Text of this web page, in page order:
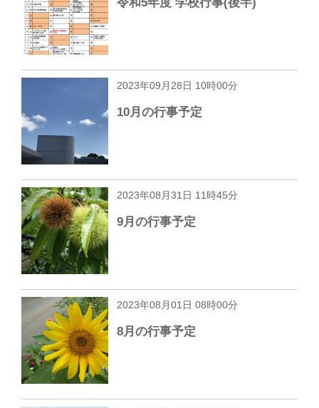
令和5年度 学校行事(後半)
2023年09月28日 10時00分
10月の行事予定
2023年08月31日 11時45分
9月の行事予定
2023年08月01日 08時00分
8月の行事予定